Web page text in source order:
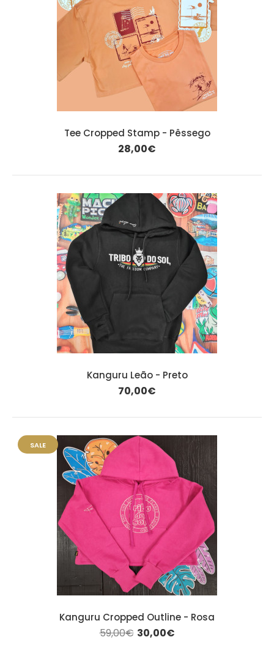
Tee Cropped Stamp - Pêssego
28,00€
Kanguru Leão - Preto
70,00€
SALE
Kanguru Cropped Outline - Rosa
59,00€ 30,00€